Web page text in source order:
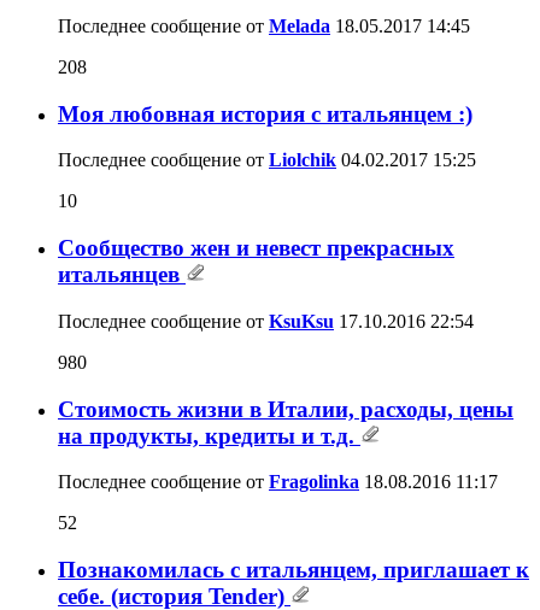
Последнее сообщение от Melada 18.05.2017 14:45
208
Моя любовная история с итальянцем :)
Последнее сообщение от Liolchik 04.02.2017 15:25
10
Сообщество жен и невест прекрасных
итальянцев
Последнее сообщение от KsuKsu 17.10.2016 22:54
980
Стоимость жизни в Италии, расходы, цены
на продукты, кредиты и т.д.
Последнее сообщение от Fragolinka 18.08.2016 11:17
52
Познакомилась с итальянцем, приглашает к
себе. (история Tender)